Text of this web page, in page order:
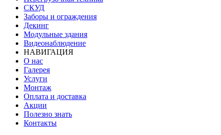
СКУД
Заборы и ограждения
Декинг
Модульные здания
Видеонаблюдение
НАВИГАЦИЯ
О нас
Галерея
Услуги
Монтаж
Оплата и доставка
Акции
Полезно знать
Контакты